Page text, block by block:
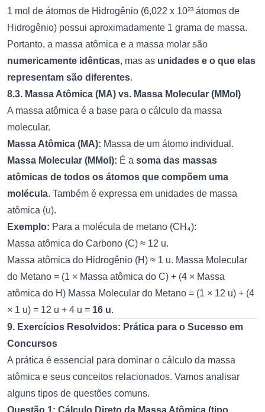
1 mol de átomos de Hidrogênio (6,022 x 10²³ átomos de
Hidrogênio) possui aproximadamente 1 grama de massa.
Portanto, a massa atômica e a massa molar são
numericamente idênticas, mas as unidades e o que elas
representam são diferentes.
8.3. Massa Atômica (MA) vs. Massa Molecular (MMol)
A massa atômica é a base para o cálculo da massa
molecular.
Massa Atômica (MA): Massa de um átomo individual.
Massa Molecular (MMol): É a soma das massas
atômicas de todos os átomos que compõem uma
molécula. Também é expressa em unidades de massa
atômica (u).
Exemplo: Para a molécula de metano (CH₄):
Massa atômica do Carbono (C) ≈ 12 u.
Massa atômica do Hidrogênio (H) ≈ 1 u. Massa Molecular
do Metano = (1 × Massa atômica do C) + (4 × Massa
atômica do H) Massa Molecular do Metano = (1 × 12 u) + (4
× 1 u) = 12 u + 4 u = 16 u.
9. Exercícios Resolvidos: Prática para o Sucesso em
Concursos
A prática é essencial para dominar o cálculo da massa
atômica e seus conceitos relacionados. Vamos analisar
alguns tipos de questões comuns.
Questão 1: Cálculo Direto da Massa Atômica (tipo